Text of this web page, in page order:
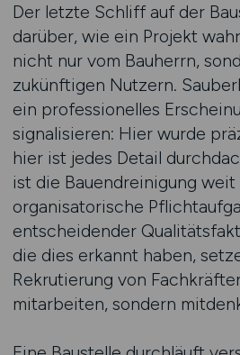
Der letzte Schliff auf der
darüber, wie ein Projekt
nicht nur vom Bauherrn,
zukünftigen Nutzern.
ein professionelles
signalisieren: Hier wurde
hier ist jedes Detail
ist die Bauendreinigung weit
organisatorische
entscheidender
die dies erkannt haben,
Rekrutierung von
mitarbeiten, sondern